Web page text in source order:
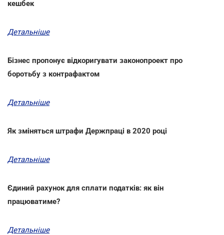
кешбек
Детальніше
Бізнес пропонує відкоригувати законопроект про
боротьбу з контрафактом
Детальніше
Як зміняться штрафи Держпраці в 2020 році
Детальніше
Єдиний рахунок для сплати податків: як він
працюватиме?
Детальніше